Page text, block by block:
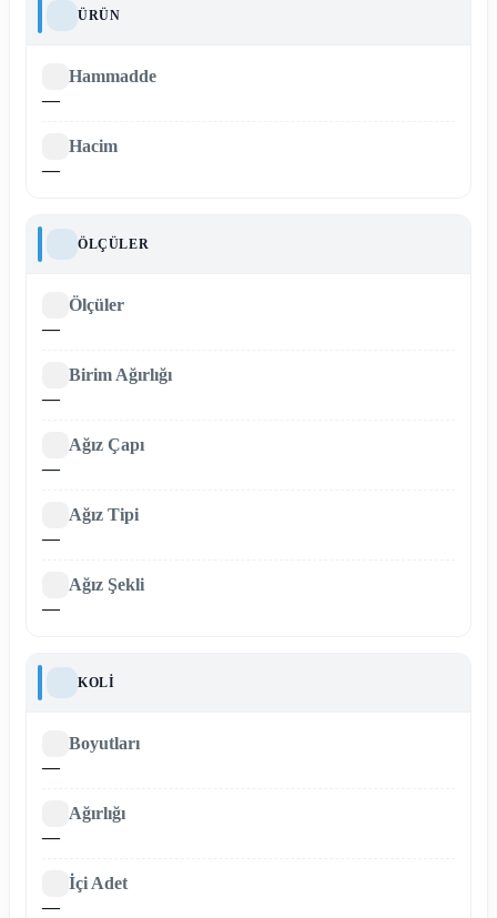
ÜRÜN
Hammadde
—
Hacim
—
ÖLÇÜLER
Ölçüler
—
Birim Ağırlığı
—
Ağız Çapı
—
Ağız Tipi
—
Ağız Şekli
—
KOLI
Boyutları
—
Ağırlığı
—
İçi Adet
—